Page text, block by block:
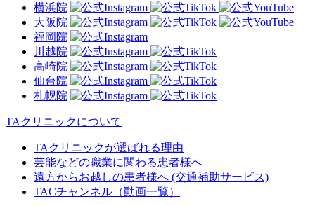
横浜院
大阪院
福岡院
川越院
高崎院
仙台院
札幌院
TAクリニックについて
TAクリニックが選ばれる理由
芸能などの職業に関わる患者様へ
遠方からお越しの患者様へ (交通補助サービス)
TACチャンネル（動画一覧）